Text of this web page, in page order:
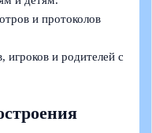
и протоколов
игроков и родителей с